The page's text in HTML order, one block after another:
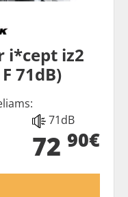
i*cept iz2
71dB)
71dB
72 90€